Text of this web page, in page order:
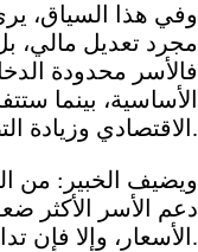
وفي هذا السياق،
مجرد تعديل مالي،
فالأسر محدودة
الأساسية، بينما
الاقتصادي وزيادة التضخم.
ويضيف الخبير: من
دعم الأسر الأكثر
الأسعار، وإلا فإن تداعيات القرار ستتجاوز أي هدف اقتصادي محتمل لتصبح أزمة اجتماعية حقيقية.